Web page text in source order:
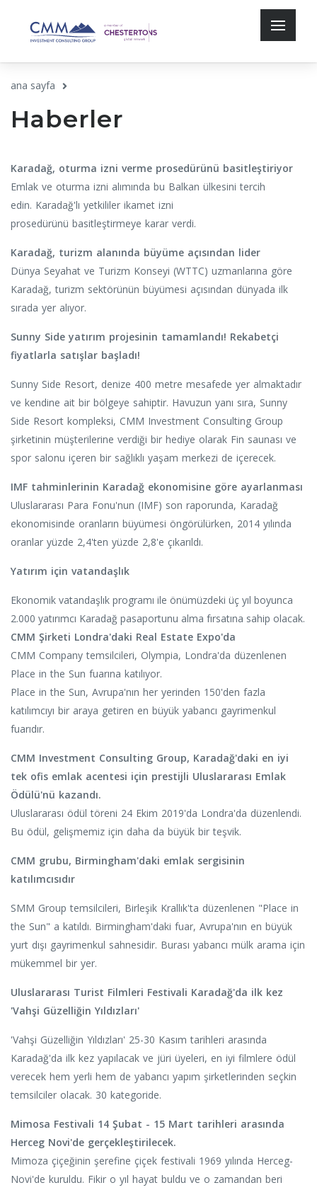
ana sayfa
Haberler
Karadağ, oturma izni verme prosedürünü basitleştiriyor
Emlak ve oturma izni alımında bu Balkan ülkesini tercih
edin. Karadağ'lı yetkililer ikamet izni
prosedürünü basitleştirmeye karar verdi.
Karadağ, turizm alanında büyüme açısından lider
Dünya Seyahat ve Turizm Konseyi (WTTC) uzmanlarına göre
Karadağ, turizm sektörünün büyümesi açısından dünyada ilk
sırada yer alıyor.
Sunny Side yatırım projesinin tamamlandı! Rekabetçi
fiyatlarla satışlar başladı!
Sunny Side Resort, denize 400 metre mesafede yer almaktadır
ve kendine ait bir bölgeye sahiptir. Havuzun yanı sıra, Sunny
Side Resort kompleksi, CMM Investment Consulting Group
şirketinin müşterilerine verdiği bir hediye olarak Fin saunası ve
spor salonu içeren bir sağlıklı yaşam merkezi de içerecek.
IMF tahminlerinin Karadağ ekonomisine göre ayarlanması
Uluslararası Para Fonu'nun (IMF) son raporunda, Karadağ
ekonomisinde oranların büyümesi öngörülürken, 2014 yılında
oranlar yüzde 2,4'ten yüzde 2,8'e çıkarıldı.
Yatırım için vatandaşlık
Ekonomik vatandaşlık programı ile önümüzdeki üç yıl boyunca
2.000 yatırımcı Karadağ pasaportunu alma fırsatına sahip olacak.
CMM Şirketi Londra'daki Real Estate Expo'da
CMM Company temsilcileri, Olympia, Londra'da düzenlenen
Place in the Sun fuarına katılıyor.
Place in the Sun, Avrupa'nın her yerinden 150'den fazla
katılımcıyı bir araya getiren en büyük yabancı gayrimenkul
fuarıdır.
CMM Investment Consulting Group, Karadağ'daki en iyi
tek ofis emlak acentesi için prestijli Uluslararası Emlak
Ödülü'nü kazandı.
Uluslararası ödül töreni 24 Ekim 2019'da Londra'da düzenlendi.
Bu ödül, gelişmemiz için daha da büyük bir teşvik.
CMM grubu, Birmingham'daki emlak sergisinin
katılımcısıdır
SMM Group temsilcileri, Birleşik Krallık'ta düzenlenen "Place in
the Sun" a katıldı. Birmingham'daki fuar, Avrupa'nın en büyük
yurt dışı gayrimenkul sahnesidir. Burası yabancı mülk arama için
mükemmel bir yer.
Uluslararası Turist Filmleri Festivali Karadağ'da ilk kez
'Vahşi Güzelliğin Yıldızları'
'Vahşi Güzelliğin Yıldızları' 25-30 Kasım tarihleri ​​arasında
Karadağ'da ilk kez yapılacak ve jüri üyeleri, en iyi filmlere ödül
verecek hem yerli hem de yabancı yapım şirketlerinden seçkin
temsilciler olacak. 30 kategoride.
Mimosa Festivali 14 Şubat - 15 Mart tarihleri ​​arasında
Herceg Novi'de gerçekleştirilecek.
Mimoza çiçeğinin şerefine çiçek festivali 1969 yılında Herceg-
Novi'de kuruldu. Fikir o yıl hayat buldu ve o zamandan beri